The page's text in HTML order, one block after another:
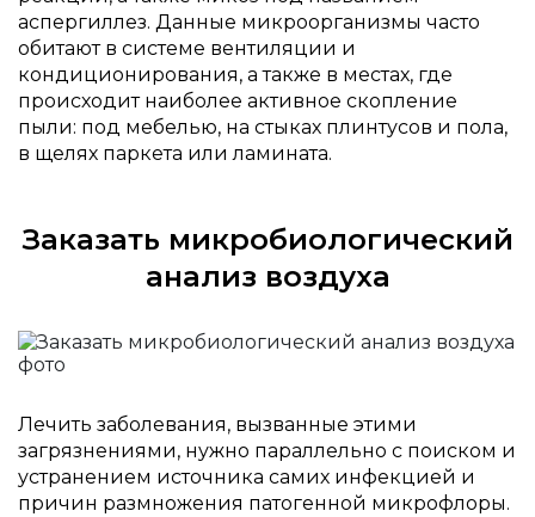
аспергиллез. Данные микроорганизмы часто
обитают в системе вентиляции и
кондиционирования, а также в местах, где
происходит наиболее активное скопление
пыли: под мебелью, на стыках плинтусов и пола,
в щелях паркета или ламината.
Заказать микробиологический
анализ воздуха
Лечить заболевания, вызванные этими
загрязнениями, нужно параллельно с поиском и
устранением источника самих инфекцией и
причин размножения патогенной микрофлоры.